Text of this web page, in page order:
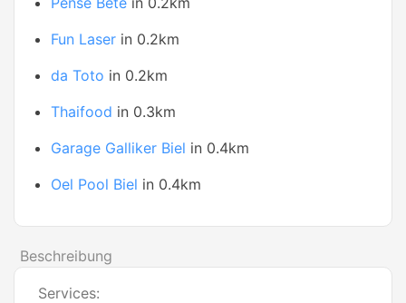
Fun Laser in 0.2km
da Toto in 0.2km
Thaifood in 0.3km
Garage Galliker Biel in 0.4km
Oel Pool Biel in 0.4km
Beschreibung
Services: